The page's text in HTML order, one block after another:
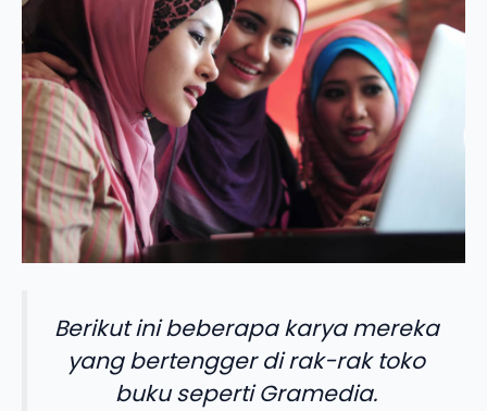
Berikut ini beberapa karya mereka
yang bertengger di rak-rak toko
buku seperti Gramedia.